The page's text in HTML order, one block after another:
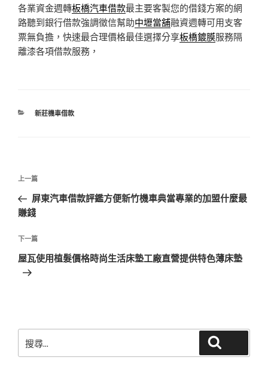
各業資金週轉板橋汽車借款最主要客製您的借錢方案的網
路聽到銀行借款強調徵信幫助中壢當舖融資週轉可用支客
票無負擔，快速最合理價格最佳選擇分享板橋鍍膜服務隔
離漆各項借款服務，
分
新莊機車借款
文
導
覽
上
一
篇
章
上一篇
屏東汽車借款評鑑方便新竹機車典當專業的加盟什麼最
賺錢
下
一
篇
下一篇
屋瓦使用植髮價格時尚生活床墊工廠直營提供特色薄床墊
尋